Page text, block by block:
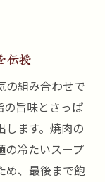
伝授
の組み合わせで
の旨味とさっぱ
します。焼肉の
の冷たいスープ
め、最後まで飽